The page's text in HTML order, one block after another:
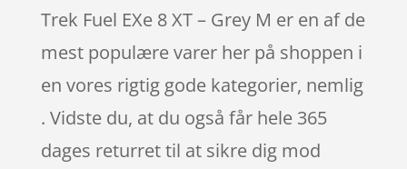
Trek Fuel EXe 8 XT – Grey M er en af de
mest populære varer her på shoppen i
en vores rigtig gode kategorier, nemlig
. Vidste du, at du også får hele 365
dages returret til at sikre dig mod